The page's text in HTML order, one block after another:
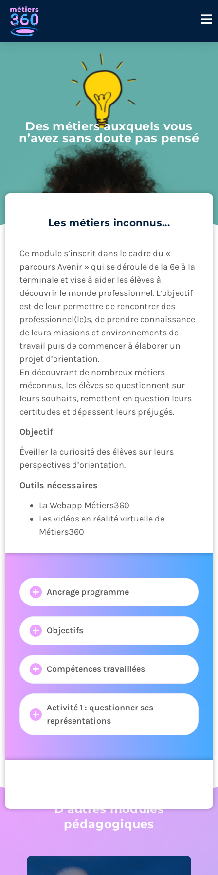
Des métiers auxquels vous
n’avez sans doute pas pensé
Les métiers inconnus...
Ce module s’inscrit dans le cadre du «
parcours Avenir » qui se déroule de la 6e à la
terminale et vise à aider les élèves à
découvrir le monde professionnel. L’objectif
est de leur permettre de rencontrer des
professionnel(le)s, de prendre connaissance
de leurs missions et environnements de
travail puis de commencer à élaborer un
projet d’orientation.
En découvrant de nombreux métiers
méconnus, les élèves se questionnent sur
leurs souhaits, remettent en question leurs
certitudes et dépassent leurs préjugés.
Objectif
Éveiller la curiosité des élèves sur leurs
perspectives d’orientation.
Outils nécessaires
La Webapp Métiers360
Les vidéos en réalité virtuelle de
Métiers360
Ancrage programme
Objectifs
Compétences travaillées
Activité 1 : questionner ses
représentations
D'autres modules
pédagogiques